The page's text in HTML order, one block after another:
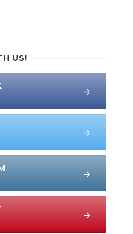
US!